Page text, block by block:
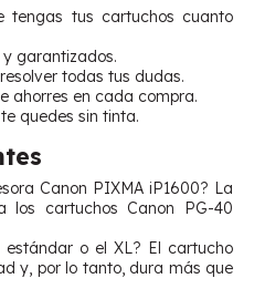
tengas tus cartuchos cuanto
garantizados.
todas tus dudas.
ahorres en cada compra.
quedes sin tinta.
Canon PIXMA iP1600? La
los cartuchos Canon PG-40
o el XL? El cartucho
y, por lo tanto, dura más que